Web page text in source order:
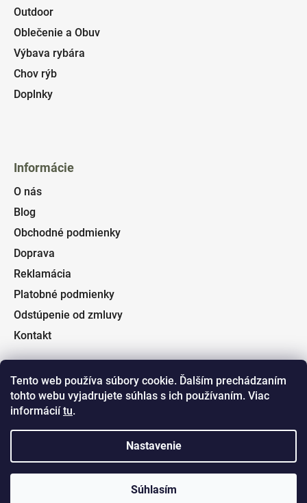
Tento web používa súbory cookie. Ďalším prechádzaním
tohto webu vyjadrujete súhlas s ich používaním. Viac
informáciítu.
Nastavenie
Súhlasím
Outdoor
Oblečenie a Obuv
Výbava rybára
Chov rýb
Doplnky
Informácie
O nás
Blog
Obchodné podmienky
Doprava
Reklamácia
Platobné podmienky
Odstúpenie od zmluvy
Kontakt
Facebook
Vytvoril Shoptet a